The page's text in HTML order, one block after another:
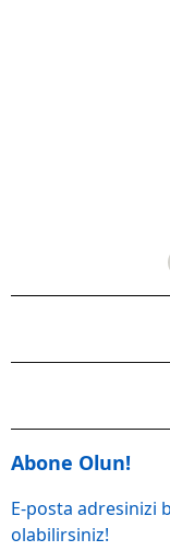
Abone Olun!
E-posta adresinizi
olabilirsiniz!